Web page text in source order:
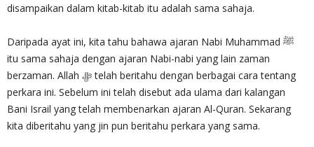
disampaikan dalam kitab-kitab itu adalah sama sahaja.
Daripada ayat ini, kita tahu bahawa ajaran Nabi Muhammad ﷺ
itu sama sahaja dengan ajaran Nabi-nabi yang lain zaman
berzaman. Allah ﷻ telah beritahu dengan berbagai cara tentang
perkara ini. Sebelum ini telah disebut ada ulama dari kalangan
Bani Israil yang telah membenarkan ajaran Al-Quran. Sekarang
kita diberitahu yang jin pun beritahu perkara yang sama.